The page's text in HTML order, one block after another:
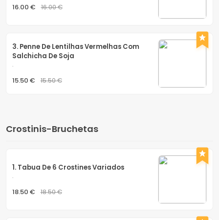
16.00 € 16.00 €
3. Penne De Lentilhas Vermelhas Com
Salchicha De Soja
.
15.50 € 15.50 €
Crostinis-Bruchetas
1. Tabua De 6 Crostines Variados
.
18.50 € 18.50 €